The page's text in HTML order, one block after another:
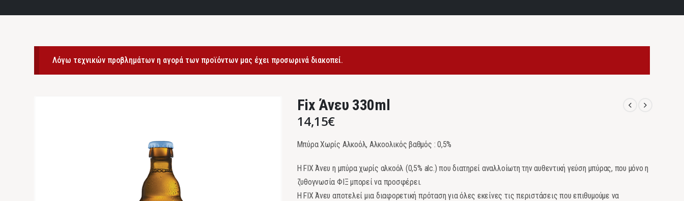
Λόγω τεχνικών προβλημάτων η αγορά των προϊόντων μας έχει προσωρινά διακοπεί.
Fix Άνευ 330ml
14,15€
Μπύρα Χωρίς Αλκοόλ, Αλκοολικός βαθμός : 0,5%
Η FIX Άνευ η μπύρα χωρίς αλκοόλ (0,5% alc.) που διατηρεί αναλλοίωτη την αυθεντική γεύση μπύρας, που μόνο η
ζυθογνωσία ΦΙΞ μπορεί να προσφέρει.
Η FIX Άνευ αποτελεί μια διαφορετική πρόταση για όλες εκείνες τις περιστάσεις που επιθυμούμε να